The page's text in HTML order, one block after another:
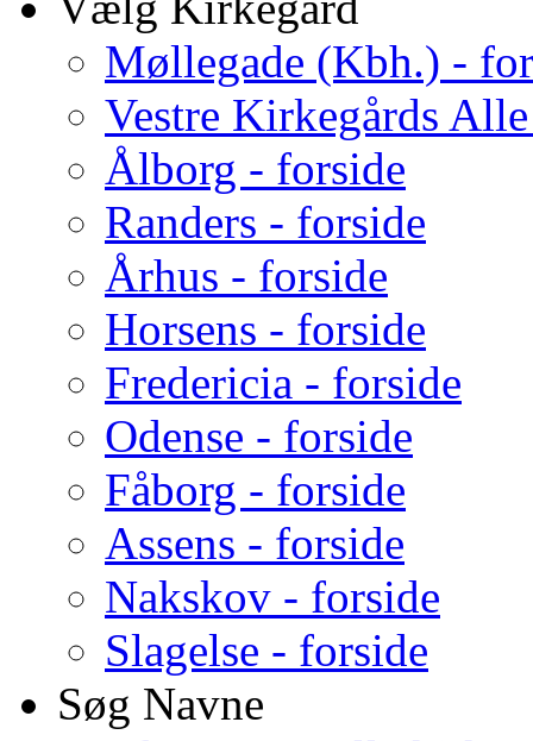
Møllegade (Kbh.) -
Vestre Kirkegårds
Ålborg - forside
Randers - forside
Århus - forside
Horsens - forside
Fredericia - forside
Odense - forside
Fåborg - forside
Assens - forside
Nakskov - forside
Slagelse - forside
Søg Navne